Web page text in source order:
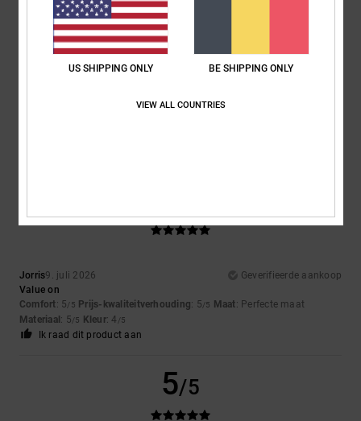
5
Jorris9. juli 2026
Geverifieerde aankoop
Value on
Comfort: 5/5 Prijs-kwaliteitverhouding: 5/5 Maat: Perfecte maat
Materiaal: 5/5 Kleur: 4 /5
Ik raad dit product aan
5/5
US SHIPPING ONLY BE SHIPPING ONLY
VIEW ALL COUNTRIES